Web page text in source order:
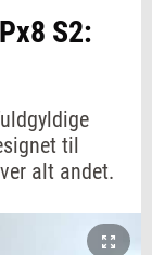
S2:
til
alt andet.